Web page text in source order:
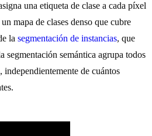
una etiqueta de clase a cada píxel
mapa de clases denso que cubre
la segmentación de instancias, que
segmentación semántica agrupa todos
independientemente de cuántos